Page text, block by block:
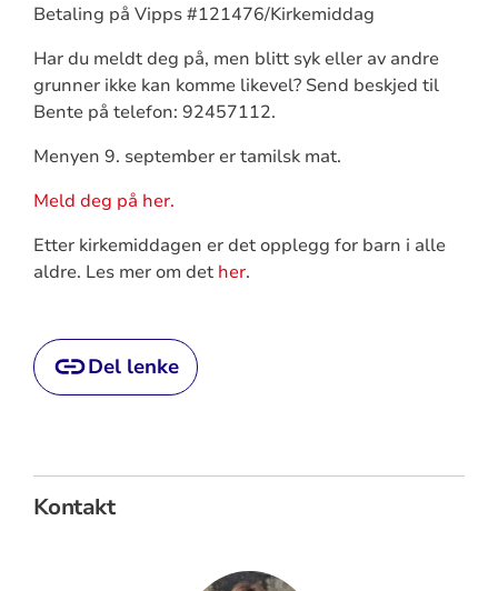
Betaling på Vipps #121476/Kirkemiddag
Har du meldt deg på, men blitt syk eller av andre
grunner ikke kan komme likevel? Send beskjed til
Bente på telefon: 92457112.
Menyen 9. september er tamilsk mat.
Meld deg på her.
Etter kirkemiddagen er det opplegg for barn i alle
aldre. Les mer om det her.
Del lenke
Kontakt